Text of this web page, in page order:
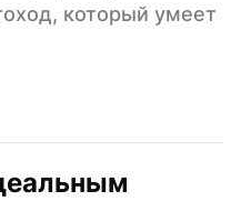
который умеет